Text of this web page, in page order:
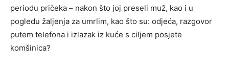
periodu pričeka – nakon što joj preseli muž, kao i u
pogledu žaljenja za umrlim, kao što su: odjeća, razgovor
putem telefona i izlazak iz kuće s ciljem posjete
komšinica?